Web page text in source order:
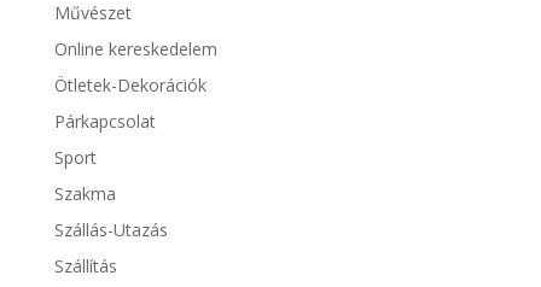
Művészet
Online kereskedelem
Ötletek-Dekorációk
Párkapcsolat
Sport
Szakma
Szállás-Utazás
Szállítás